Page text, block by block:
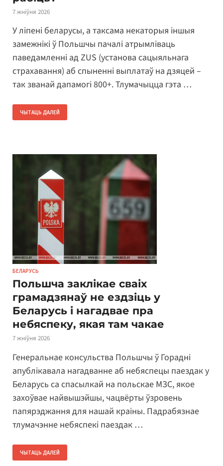
7 жніўня 2026
У ліпені беларусы, а таксама некаторыя іншыя
замежнікі ў Польшчы пачалі атрымліваць
паведамленні ад ZUS (установа сацыяльнага
страхавання) аб спыненні выплатаў на дзяцей –
так званай дапамогі 800+. Тлумачыцца гэта …
ЧЫТАЦЬ ДАЛЕЙ
БЕЛАРУСЬ
Польшча заклікае сваіх
грамадзянаў не ездзіць у
Беларусь і нагадвае пра
небяспеку, якая там чакае
7 жніўня 2026
Генеральнае консульства Польшчы ў Горадні
апублікавала нагадванне аб небяспецы паездак у
Беларусь са спасылкай на польскае МЗС, якое
захоўвае найвышэйшы, чацвёрты ўзровень
папярэджання для нашай краіны. Падрабязнае
тлумачэнне небяспекі паездак …
ЧЫТАЦЬ ДАЛЕЙ